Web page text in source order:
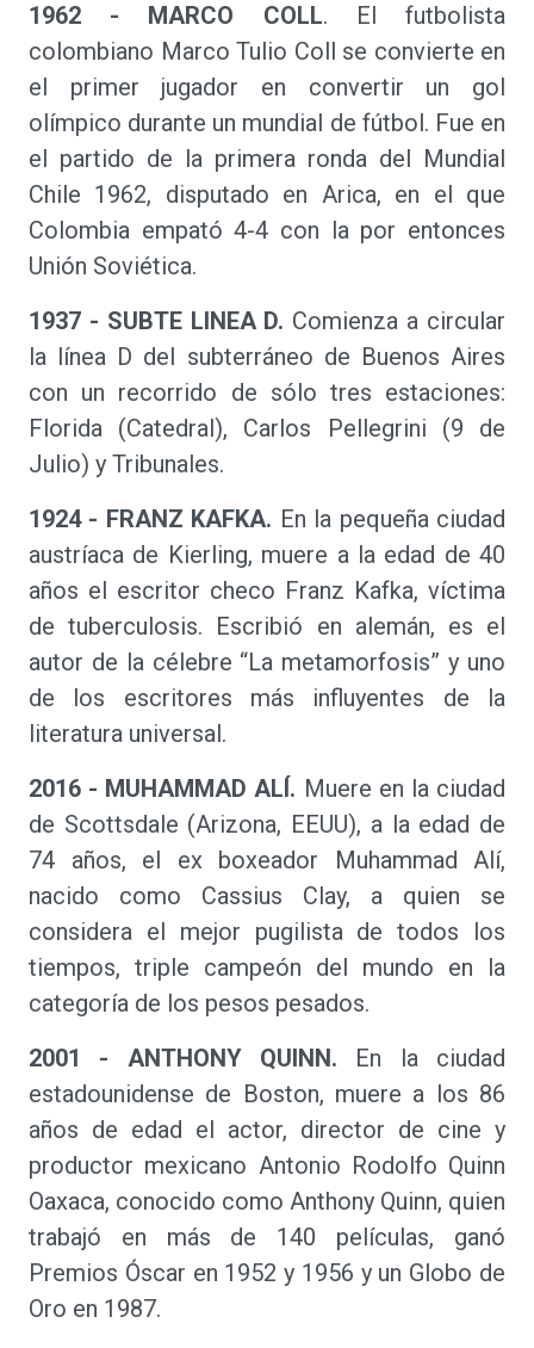
1962 - MARCO COLL. El futbolista
colombiano Marco Tulio Coll se convierte en
el primer jugador en convertir un gol
olímpico durante un mundial de fútbol. Fue en
el partido de la primera ronda del Mundial
Chile 1962, disputado en Arica, en el que
Colombia empató 4-4 con la por entonces
Unión Soviética.
1937 - SUBTE LINEA D. Comienza a circular
la línea D del subterráneo de Buenos Aires
con un recorrido de sólo tres estaciones:
Florida (Catedral), Carlos Pellegrini (9 de
Julio) y Tribunales.
1924 - FRANZ KAFKA. En la pequeña ciudad
austríaca de Kierling, muere a la edad de 40
años el escritor checo Franz Kafka, víctima
de tuberculosis. Escribió en alemán, es el
autor de la célebre “La metamorfosis” y uno
de los escritores más influyentes de la
literatura universal.
2016 - MUHAMMAD ALÍ. Muere en la ciudad
de Scottsdale (Arizona, EEUU), a la edad de
74 años, el ex boxeador Muhammad Alí,
nacido como Cassius Clay, a quien se
considera el mejor pugilista de todos los
tiempos, triple campeón del mundo en la
categoría de los pesos pesados.
2001 - ANTHONY QUINN. En la ciudad
estadounidense de Boston, muere a los 86
años de edad el actor, director de cine y
productor mexicano Antonio Rodolfo Quinn
Oaxaca, conocido como Anthony Quinn, quien
trabajó en más de 140 películas, ganó
Premios Óscar en 1952 y 1956 y un Globo de
Oro en 1987.